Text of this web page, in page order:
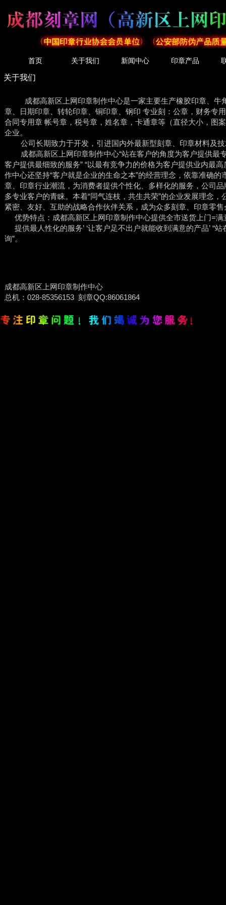
首页 关于我们 新闻中心 印章产品
成都高新区上网印章制作中心是一家主要生产橡胶印章、牛
章、日期印章、转轮印章、铜印章、钢印 专业刻：公章，财务专
合同专用章 帐号章，税号章，姓名章，卡通章等（直径大小，图
企业。
公司长期致力于开发，引进国内外最新型刻章、印章材料及技
成都高新区上网印章制作中心“站在客户的角度为客户提供最
客户提供最细致的服务” “以最有竞争力的价格为客户提供业内最
作中心还坚持“客户就是企业的生命之本”的经营理念，依靠准确
章、印章行业潮流，为消费者提供个性化、多样化的服务，公司
多专业客户的青睐。本着“同气连枝，共生共荣”的企业发展理念
紧密、友好、互助的战略合作伙伴关系，成为众多刻章、印章零
优势特点：成都高新区上网印章制作中心提供全市送货上门=满
提供最人性化的服务’ ‘让客户足不出户就能收到满意的产品’ “
询”。
成都高新区上网印章制作中心
总机：028-85356153 刻章QQ:86061864
关于我们